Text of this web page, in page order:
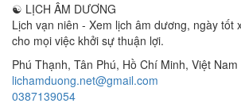
☯ LỊCH ÂM DƯƠNG
Lịch vạn niên - Xem lịch âm dương, ngày tốt
cho mọi việc khởi sự thuận lợi.
Phú Thạnh, Tân Phú, Hồ Chí Minh, Việt Nam
lichamduong.net@gmail.com
0387139054